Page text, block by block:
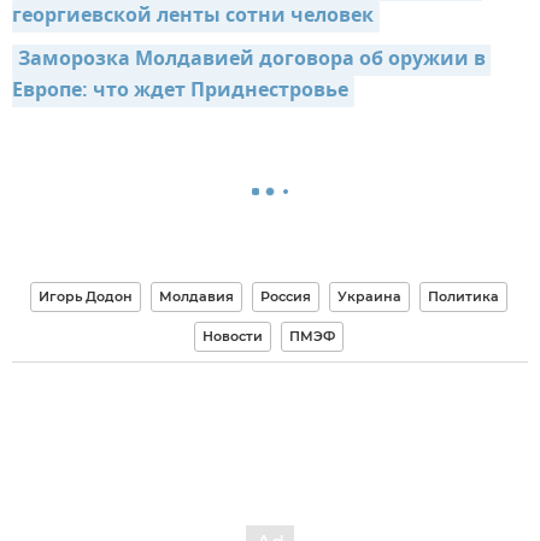
георгиевской ленты сотни человек
Заморозка Молдавией договора об оружии в
Европе: что ждет Приднестровье
Игорь Додон Молдавия Россия Украина Политика
Новости ПМЭФ